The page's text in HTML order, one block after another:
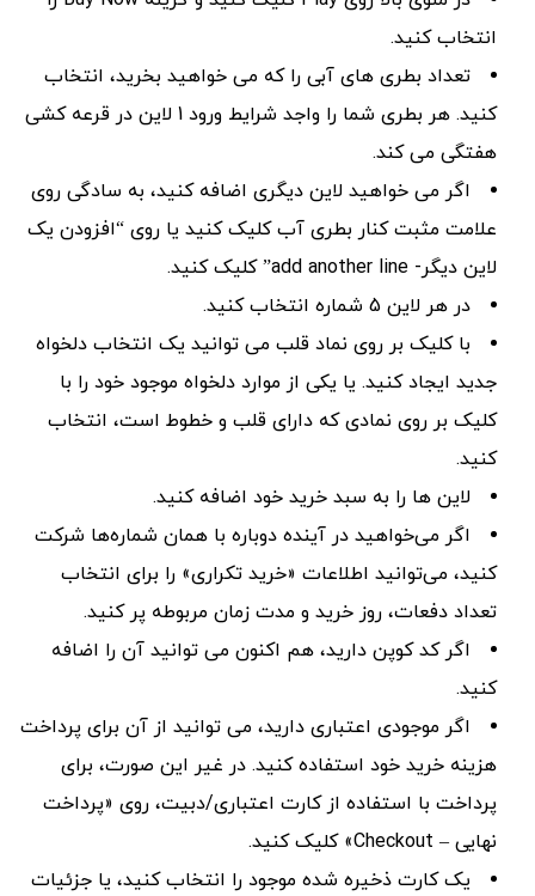
انتخاب کنید.
تعداد بطری های آبی را که می خواهید بخرید، انتخاب
کنید. هر بطری شما را واجد شرایط ورود 1 لاین در قرعه کشی
هفتگی می کند.
اگر می خواهید لاین دیگری اضافه کنید، به سادگی روی
علامت مثبت کنار بطری آب کلیک کنید یا روی “افزودن یک
لاین دیگر- add another line” کلیک کنید.
در هر لاین 5 شماره انتخاب کنید.
با کلیک بر روی نماد قلب می توانید یک انتخاب دلخواه
جدید ایجاد کنید. یا یکی از موارد دلخواه موجود خود را با
کلیک بر روی نمادی که دارای قلب و خطوط است، انتخاب
کنید.
لاین ها را به سبد خرید خود اضافه کنید.
اگر می‌خواهید در آینده دوباره با همان شماره‌ها شرکت
کنید، می‌توانید اطلاعات «خرید تکراری» را برای انتخاب
تعداد دفعات، روز خرید و مدت زمان مربوطه پر کنید.
اگر کد کوپن دارید، هم اکنون می توانید آن را اضافه
کنید.
اگر موجودی اعتباری دارید، می توانید از آن برای پرداخت
هزینه خرید خود استفاده کنید. در غیر این صورت، برای
پرداخت با استفاده از کارت اعتباری/دبیت، روی «پرداخت
نهایی – Checkout» کلیک کنید.
یک کارت ذخیره شده موجود را انتخاب کنید، یا جزئیات